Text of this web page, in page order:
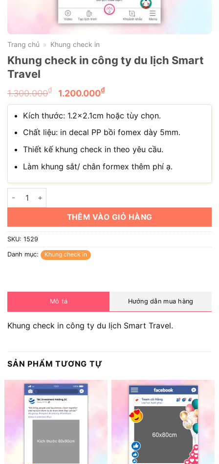
Trang chủ » Khung check in
Khung check in công ty du lịch Smart
Travel
1.300.000₫
Giá
gốc
là:
1.300.000₫.
1.200.000₫Giá
hiện
tại
là:
1.200.000₫.
Kích thước: 1.2×2.1cm hoặc tùy chọn.
Chất liệu: in decal PP bồi fomex dày 5mm.
Thiết kế khung check in theo yêu cầu.
Làm khung sắt/ chân formex thêm phí ạ.
Khung check in công ty du lịch Smart Travel số lượng
THÊM VÀO GIỎ HÀNG
SKU: 1529
Danh mục: Khung check in
Mô tả Hướng dẫn mua hàng
Khung check in công ty du lịch Smart Travel.
SẢN PHẨM TƯƠNG TỰ